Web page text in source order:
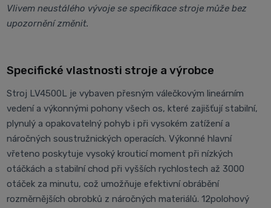
Vlivem neustálého vývoje se specifikace stroje může bez
upozornění změnit.
Specifické vlastnosti stroje a výrobce
Stroj LV4500L je vybaven přesným válečkovým lineárním
vedení a výkonnými pohony všech os, které zajišťují stabilní,
plynulý a opakovatelný pohyb i při vysokém zatížení a
náročných soustružnických operacích. Výkonné hlavní
vřeteno poskytuje vysoký krouticí moment při nízkých
otáčkách a stabilní chod při vyšších rychlostech až 3000
otáček za minutu, což umožňuje efektivní obrábění
rozměrnějších obrobků z náročných materiálů. 12polohový